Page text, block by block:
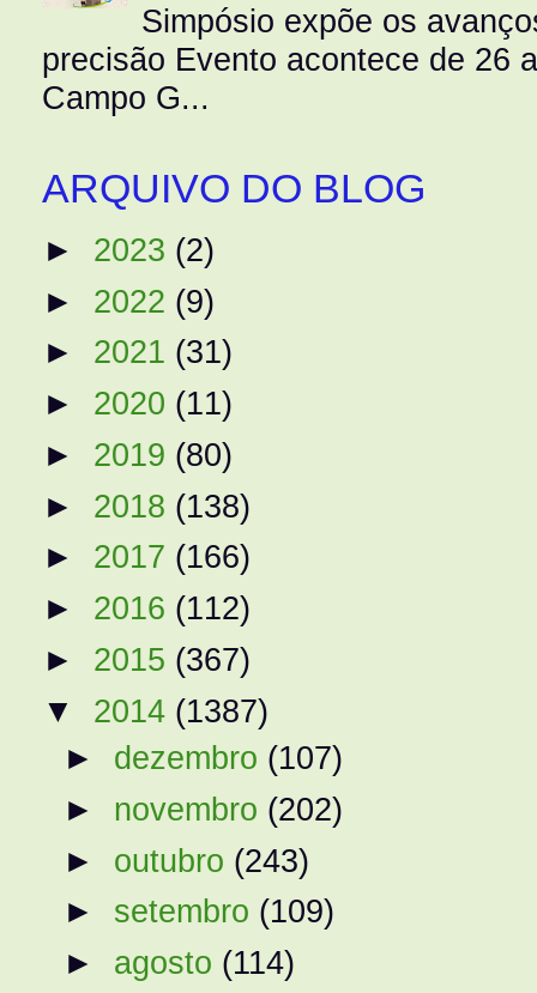
Simpósio expõe os
precisão Evento acontece de 26
Campo G...
ARQUIVO DO BLOG
► 2023 (2)
► 2022 (9)
► 2021 (31)
► 2020 (11)
► 2019 (80)
► 2018 (138)
► 2017 (166)
► 2016 (112)
► 2015 (367)
▼ 2014 (1387)
► dezembro (107)
► novembro (202)
► outubro (243)
► setembro (109)
► agosto (114)